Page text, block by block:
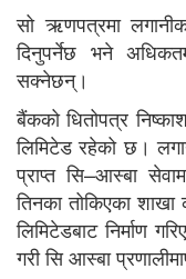
सो ऋणपत्रमा
दिनुपर्नेछ भने
सक्नेछन्।
बैंकको धितोपत्र
लिमिटेड रहेको छ।
प्राप्त सि–आस्बा
तिनका तोकिएका
लिमिटेडबाट निर्माण
गरी सि आस्बा